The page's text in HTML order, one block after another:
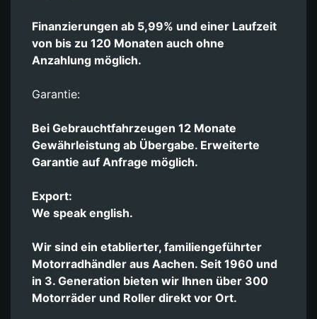
Finanzierungen ab 5,99% und einer Laufzeit
von bis zu 120 Monaten auch ohne
Anzahlung möglich.
Garantie:
Bei Gebrauchtfahrzeugen 12 Monate
Gewährleistung ab Übergabe. Erweiterte
Garantie auf Anfrage möglich.
Export:
We speak english.
Wir sind ein etablierter, familiengeführter
Motorradhändler aus Aachen. Seit 1960 und
in 3. Generation bieten wir Ihnen über 300
Motorräder und Roller direkt vor Ort.